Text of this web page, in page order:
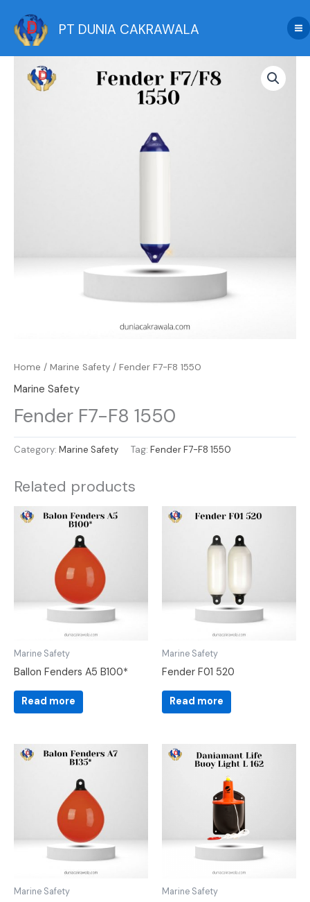
content
PT DUNIA CAKRAWALA
Home / Marine Safety / Fender F7-F8 1550
Marine Safety
Fender F7-F8 1550
Category: Marine Safety Tag: Fender F7-F8 1550
Related products
Marine Safety
Ballon Fenders A5 B100*
Read more
Marine Safety
Fender F01 520
Read more
Marine Safety Marine Safety